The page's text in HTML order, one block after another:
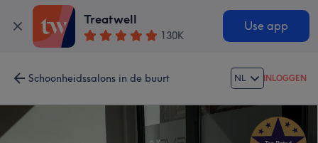
Treatwell
130K
Use app
Schoonheidssalons in de buurt NL INLOGGEN